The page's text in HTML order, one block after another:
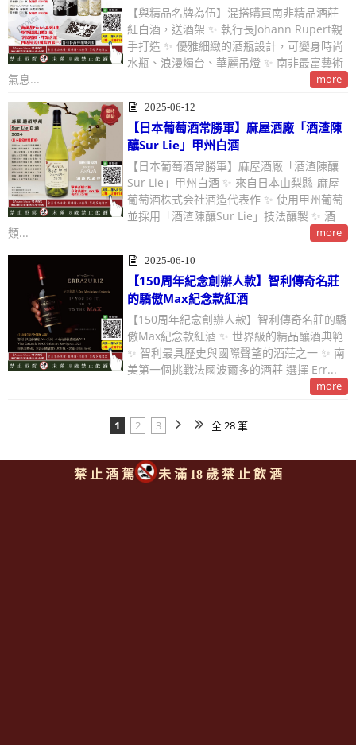
【與精品名牌為伍】混搭購買南非精品酒莊
紅白酒，送酒架 ✨ 執行長Johann Rupert親
手打造 ✨ 優雅細緻的酒瓶設計，可變身時尚
水瓶、浪漫燭台、華麗吊燈 ✨ 南非最富藝術
氣息...
more
2025-06-12
【日本葡萄酒常勝軍】麻屋酒廠「酒渣陳
釀Sur Lie」甲州白酒
【日本葡萄酒常勝軍】麻屋酒廠「酒渣陳釀
Sur Lie」甲州白酒 ✨ 來自日本山梨縣-麻屋
葡萄酒株式会社酒造代表作 ✨ 使用甲州葡萄
並採用「酒渣陳釀Sur Lie」技法釀製 ✨ 酒
類...
more
2025-06-10
【150周年紀念創辦人款】智利傳奇名莊
的驕傲Max紀念款紅酒
【150周年紀念創辦人款】智利傳奇名莊的驕
傲Max紀念款紅酒 ✨ 世界級的精品釀酒典範
✨ 智利最具歷史與國際聲望的酒莊之一 ✨ 南
美第一個挑戰法國波爾多的酒莊 選擇 Err...
more
1 2 3 全 28 筆
禁 止 酒 駕 未 滿 18 歲 禁 止 飲 酒